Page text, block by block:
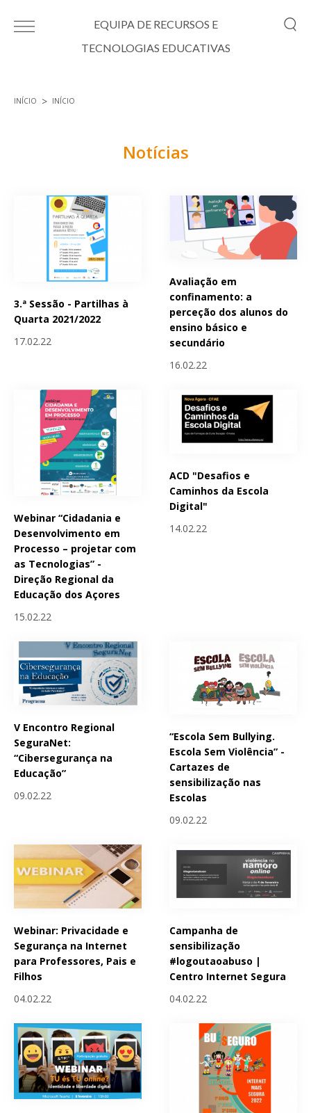
EQUIPA DE RECURSOS E
TECNOLOGIAS EDUCATIVAS
INÍCIO INÍCIO
Notícias
3.ª Sessão - Partilhas à
Quarta 2021/2022
17.02.22
Avaliação em
confinamento: a
perceção dos alunos do
ensino básico e
secundário
16.02.22
Webinar “Cidadania e
Desenvolvimento em
Processo – projetar com
as Tecnologias” -
Direção Regional da
Educação dos Açores
15.02.22
ACD "Desafios e
Caminhos da Escola
Digital"
14.02.22
V Encontro Regional
SeguraNet:
“Cibersegurança na
Educação”
09.02.22
“Escola Sem Bullying.
Escola Sem Violência” -
Cartazes de
sensibilização nas
Escolas
09.02.22
Webinar: Privacidade e
Segurança na Internet
para Professores, Pais e
Filhos
04.02.22
Campanha de
sensibilização
#logoutaoabuso |
Centro Internet Segura
04.02.22
Páginas